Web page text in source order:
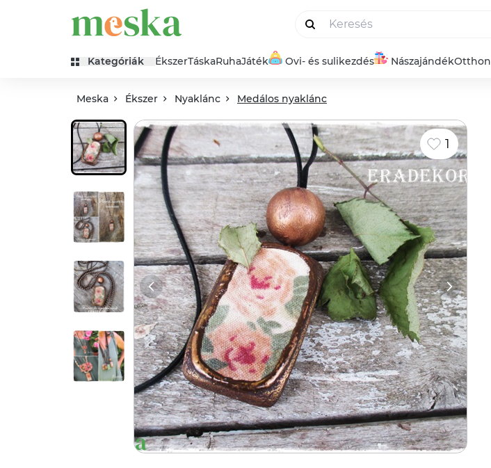
Kategóriák ÉkszerTáskaRuhaJáték Ovi- és sulikezdés NászajándékOtthon
Meska Ékszer Nyaklánc Medálos nyaklánc
1